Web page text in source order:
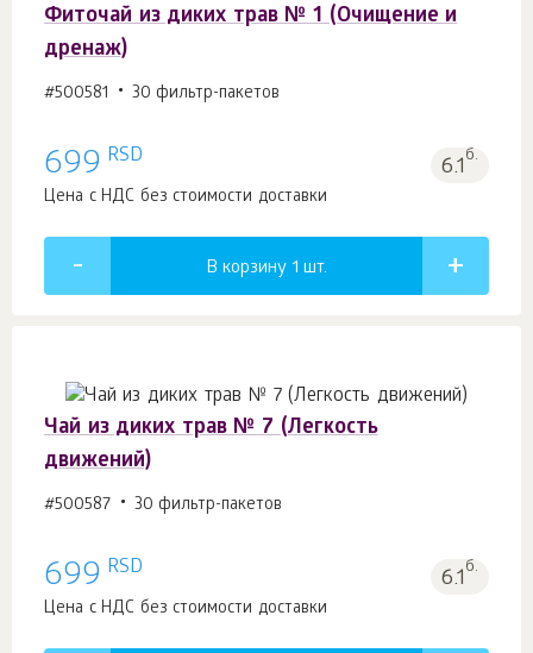
Фиточай из диких трав № 1 (Очищение и
дренаж)
#500581 30 фильтр-пакетов
699 RSD 6.1б.
Цена с НДС без стоимости доставки
В корзину 1 шт.
Чай из диких трав № 7 (Легкость
движений)
#500587 30 фильтр-пакетов
699 RSD 6.1б.
Цена с НДС без стоимости доставки